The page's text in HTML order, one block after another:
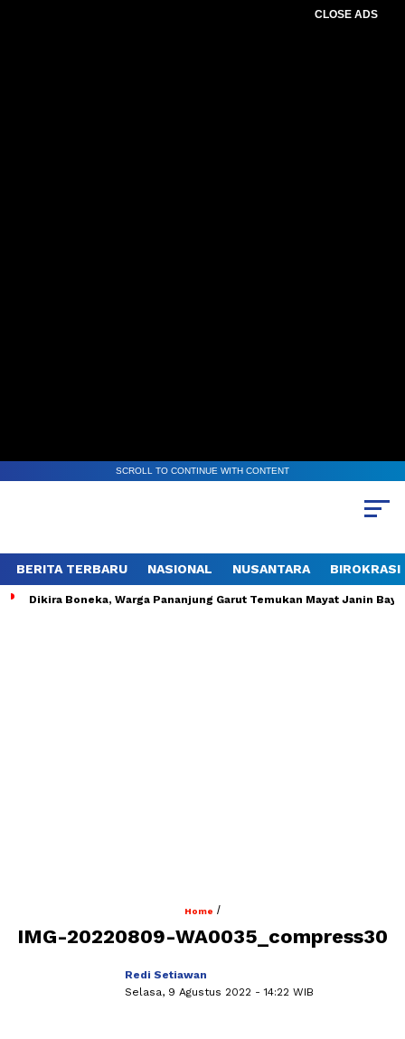
CLOSE ADS
SCROLL TO CONTINUE WITH CONTENT
BERITA TERBARU NASIONAL NUSANTARA BIROKRASI
Dikira Boneka, Warga Pananjung Garut Temukan Mayat Janin
Home /
IMG-20220809-WA0035_compress30
Redi Setiawan
Selasa, 9 Agustus 2022 - 14:22 WIB